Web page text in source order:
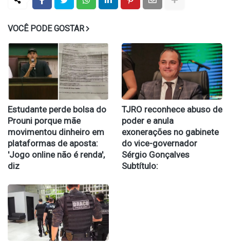
VOCÊ PODE GOSTAR
Estudante perde bolsa do
Prouni porque mãe
movimentou dinheiro em
plataformas de aposta:
'Jogo online não é renda',
diz
TJRO reconhece abuso de
poder e anula
exonerações no gabinete
do vice-governador
Sérgio Gonçalves
Subtítulo: